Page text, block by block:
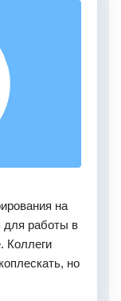
на
для работы в
Коллеги
но